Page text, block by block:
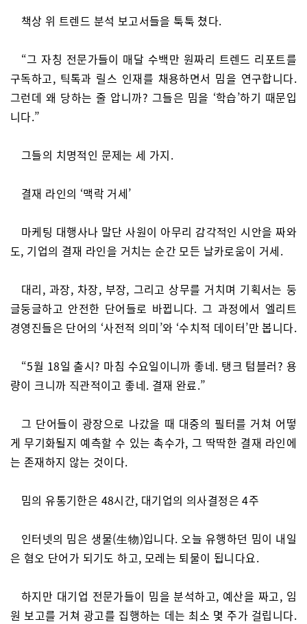
책상 위 트렌드 분석 보고서들을 툭툭 쳤다.
“그 자칭 전문가들이 매달 수백만 원짜리 트렌드 리포트를
구독하고, 틱톡과 릴스 인재를 채용하면서 밈을 연구합니다.
그런데 왜 당하는 줄 압니까? 그들은 밈을 ‘학습’하기 때문입
니다.”
그들의 치명적인 문제는 세 가지.
결재 라인의 ‘맥락 거세’
마케팅 대행사나 말단 사원이 아무리 감각적인 시안을 짜와
도, 기업의 결재 라인을 거치는 순간 모든 날카로움이 거세.
대리, 과장, 차장, 부장, 그리고 상무를 거치며 기획서는 둥
글둥글하고 안전한 단어들로 바뀝니다. 그 과정에서 엘리트
경영진들은 단어의 ‘사전적 의미’와 ‘수치적 데이터’만 봅니다.
“5월 18일 출시? 마침 수요일이니까 좋네. 탱크 텀블러? 용
량이 크니까 직관적이고 좋네. 결재 완료.”
그 단어들이 광장으로 나갔을 때 대중의 필터를 거쳐 어떻
게 무기화될지 예측할 수 있는 촉수가, 그 딱딱한 결재 라인에
는 존재하지 않는 것이다.
밈의 유통기한은 48시간, 대기업의 의사결정은 4주
인터넷의 밈은 생물(生物)입니다. 오늘 유행하던 밈이 내일
은 혐오 단어가 되기도 하고, 모레는 퇴물이 됩니다요.
하지만 대기업 전문가들이 밈을 분석하고, 예산을 짜고, 임
원 보고를 거쳐 광고를 집행하는 데는 최소 몇 주가 걸립니다.